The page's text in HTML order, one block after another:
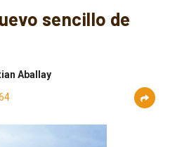
sencillo de
Aballay